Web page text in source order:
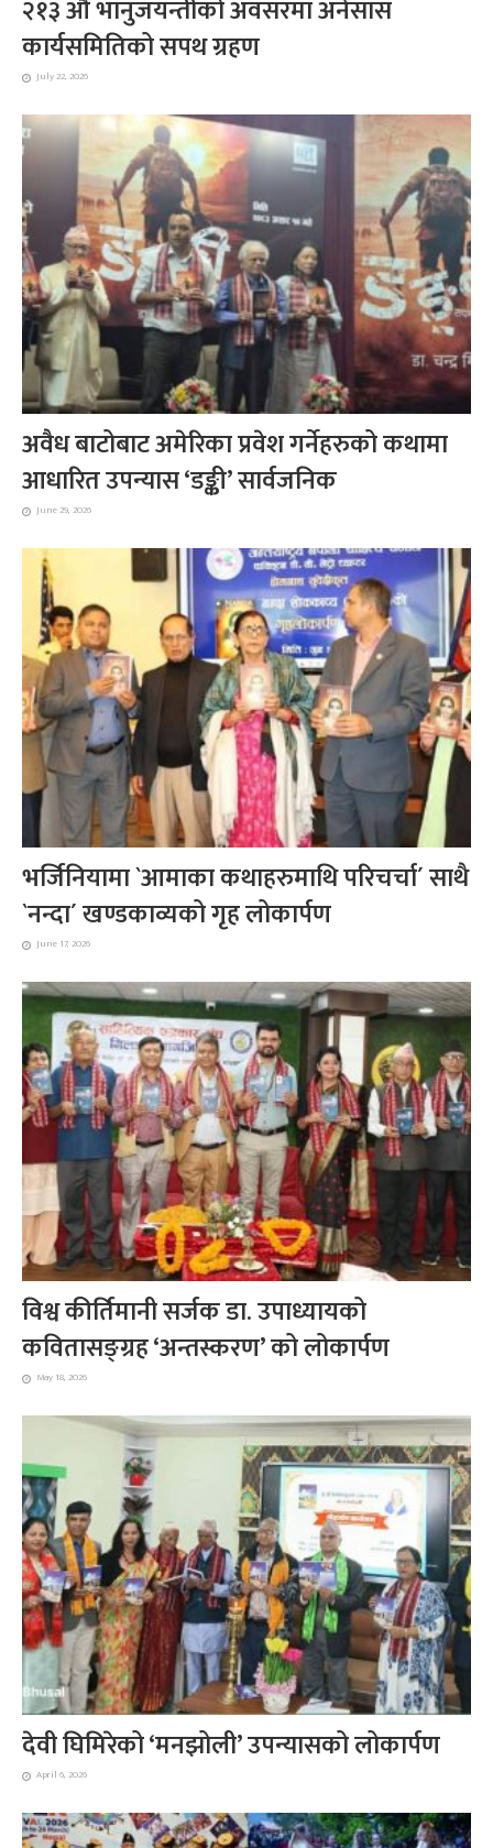
२१३ औँ भानुजयन्तीको अवसरमा अनेसास
कार्यसमितिको सपथ ग्रहण
July 22, 2026
अवैध बाटोबाट अमेरिका प्रवेश गर्नेहरुको कथामा
आधारित उपन्यास ‘डङ्की’ सार्वजनिक
June 29, 2026
भर्जिनियामा `आमाका कथाहरुमाथि परिचर्चा´ साथै
`नन्दा´ खण्डकाव्यको गृह लोकार्पण
June 17, 2026
विश्व कीर्तिमानी सर्जक डा. उपाध्यायको
कवितासङ्ग्रह ‘अन्तस्करण’ को लोकार्पण
May 18, 2026
देवी घिमिरेको ‘मनझोली’ उपन्यासको लोकार्पण
April 6, 2026